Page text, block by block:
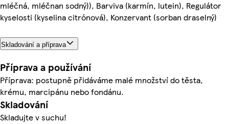
mléčná, mléčnan sodný)), Barviva (karmín, lutein), Regulátor
kyselosti (kyselina citrónová), Konzervant (sorban draselný)
Skladování a příprava
Příprava a používání
Příprava: postupně přidáváme malé množství do těsta,
krému, marcipánu nebo fondánu.
Skladování
Skladujte v suchu!